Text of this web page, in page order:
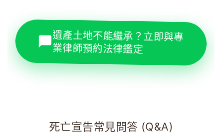
遺產土地不能繼承？立即與專
業律師預約法律鑑定
死亡宣告常見問答 (Q&A)